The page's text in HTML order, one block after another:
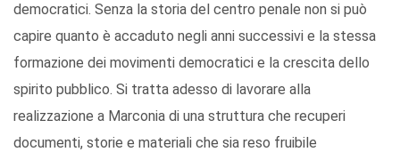
democratici. Senza la storia del centro penale non si può
capire quanto è accaduto negli anni successivi e la stessa
formazione dei movimenti democratici e la crescita dello
spirito pubblico. Si tratta adesso di lavorare alla
realizzazione a Marconia di una struttura che recuperi
documenti, storie e materiali che sia reso fruibile